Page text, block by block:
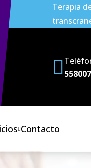
Terapia
Contacto